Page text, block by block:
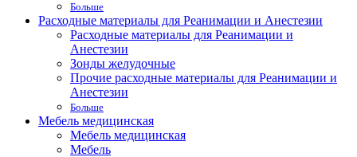
Больше
Расходные материалы для Реанимации и Анестезии
Расходные материалы для Реанимации и
Анестезии
Зонды желудочные
Прочие расходные материалы для Реанимации и
Анестезии
Больше
Мебель медицинская
Мебель медицинская
Мебель